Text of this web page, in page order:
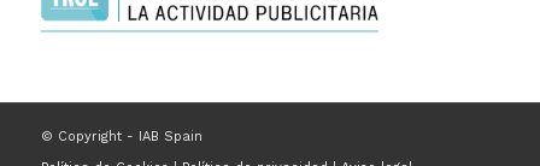
© Copyright - IAB Spain